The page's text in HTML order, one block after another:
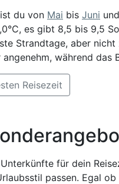
du von Mai bis Juni
es gibt 8,5 bis 9,5
Strandtage, aber
während das
Reisezeit
für dein
passen. Egal